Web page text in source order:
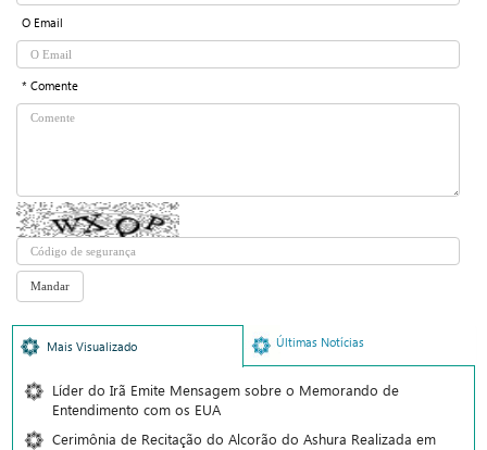
O Email
* Comente
Mais Visualizado Últimas Notícias
Líder do Irã Emite Mensagem sobre o Memorando de
Entendimento com os EUA
Cerimônia de Recitação do Alcorão do Ashura Realizada em